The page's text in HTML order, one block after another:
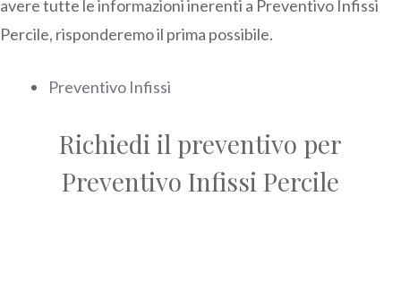
Preventivo Infissi
Richiedi il preventivo per
Preventivo Infissi Percile